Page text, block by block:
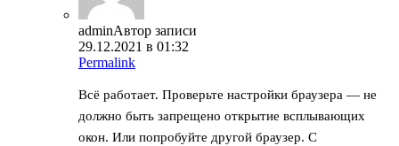
adminАвтор записи
29.12.2021 в 01:32
Permalink
Всё работает. Проверьте настройки браузера — не
должно быть запрещено открытие всплывающих
окон. Или попробуйте другой браузер. С